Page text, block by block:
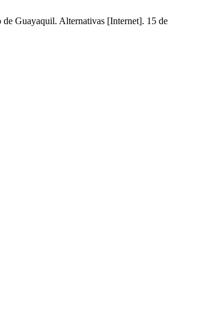
Guayaquil. Alternativas [Internet]. 15 de